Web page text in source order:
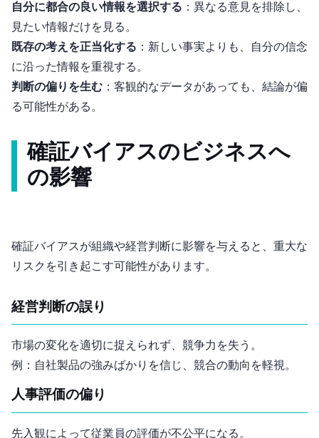
自分に都合の良い情報を選択する ：異なる意見を排除し、
見たい情報だけを見る。
既存の考えを正当化する ：新しい事実よりも、自分の信念
に沿った情報を重視する。
判断の偏りを生む ：客観的なデータがあっても、結論が偏
る可能性がある。
確証バイアスのビジネスへ
の影響
確証バイアスが組織や経営判断に影響を与えると、重大な
リスクを引き起こす可能性があります。
経営判断の誤り
市場の変化を適切に捉えられず、競争力を失う。
例：自社製品の強みばかりを信じ、競合の動向を軽視。
人事評価の偏り
先入観によって従業員の評価が不公平になる。